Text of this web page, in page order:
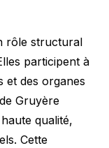
rôle structural
participent à
et des organes
Gruyère
qualité,
Cette